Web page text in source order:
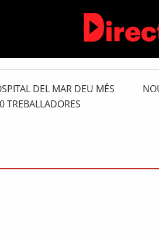
DEL MAR DEU MÉS
TREBALLADORES